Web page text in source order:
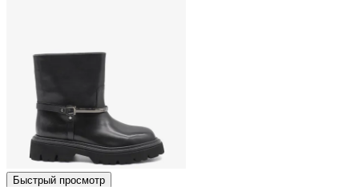
Быстрый просмотр